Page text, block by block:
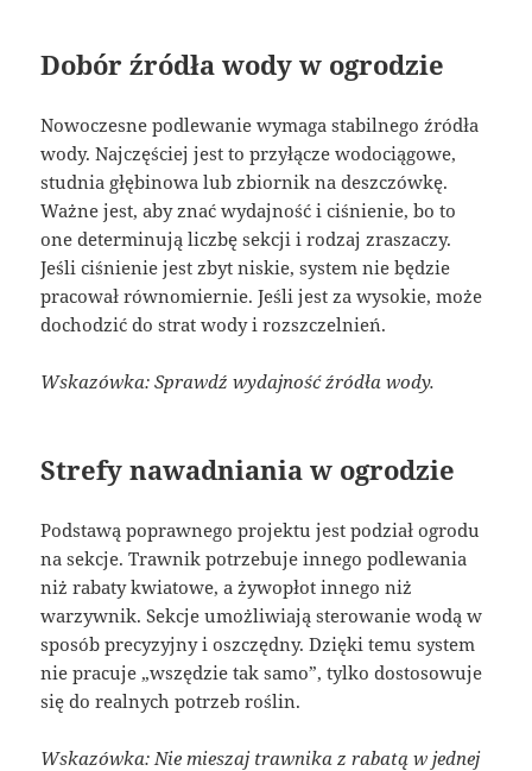
Dobór źródła wody w ogrodzie
Nowoczesne podlewanie wymaga stabilnego źródła
wody. Najczęściej jest to przyłącze wodociągowe,
studnia głębinowa lub zbiornik na deszczówkę.
Ważne jest, aby znać wydajność i ciśnienie, bo to
one determinują liczbę sekcji i rodzaj zraszaczy.
Jeśli ciśnienie jest zbyt niskie, system nie będzie
pracował równomiernie. Jeśli jest za wysokie, może
dochodzić do strat wody i rozszczelnień.
Wskazówka: Sprawdź wydajność źródła wody.
Strefy nawadniania w ogrodzie
Podstawą poprawnego projektu jest podział ogrodu
na sekcje. Trawnik potrzebuje innego podlewania
niż rabaty kwiatowe, a żywopłot innego niż
warzywnik. Sekcje umożliwiają sterowanie wodą w
sposób precyzyjny i oszczędny. Dzięki temu system
nie pracuje „wszędzie tak samo”, tylko dostosowuje
się do realnych potrzeb roślin.
Wskazówka: Nie mieszaj trawnika z rabatą w jednej